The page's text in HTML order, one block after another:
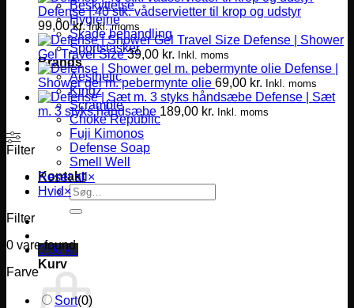
Beskyttelse
Hygiejne
Skade behandling
Sportstasker
Brands
Aesthetic
Kingz
Scramble
Choke Republic
Fuji Kimonos
Defense Soap
Smell Well
Kontakt
Søg
efter:
0,00 kr.
Kurv
Defense | 40 stk. vådservietter til krop og udstyr
99,00kr. Inkl. moms
Defense | Shower
Gel Travel Size 39,00 kr. Inkl. moms
Defense |
Shower gel m. pebermynte olie 69,00 kr. Inkl. moms
Defense | Sæt
m. 3 styks håndsæbe 189,00 kr. Inkl. moms
Filter
Reset all ×
Hvid×
Filter
0 vare found
Farve
Sort(0)